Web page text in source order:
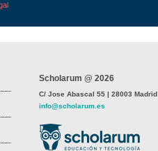
Scholarum @ 2026
C/ Jose Abascal 55 | 28003 Madrid
info@scholarum.es